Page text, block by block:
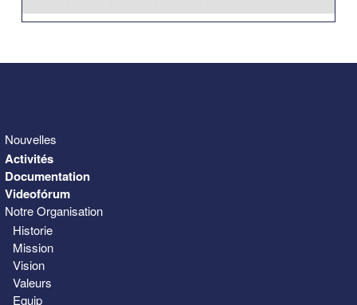
Nouvelles
Activités
Documentation
Videofórum
Notre Organisation
Historie
Mission
Vision
Valeurs
Equip